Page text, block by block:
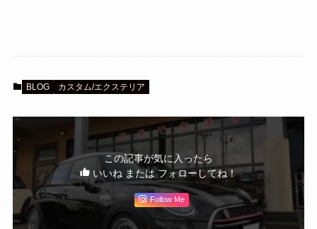
BLOG カスタム/エクステリア
この記事が気に入ったら
いいね または フォローしてね！
Follow Me